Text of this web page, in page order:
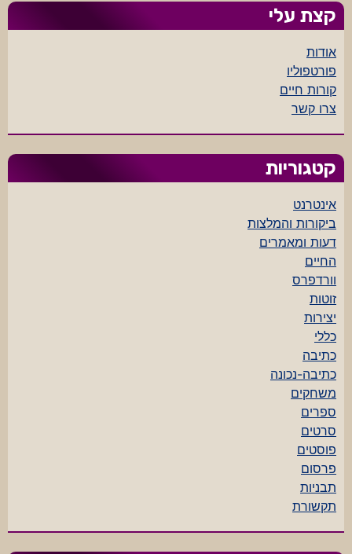
קצת עלי
אודות
פורטפוליו
קורות חיים
צרו קשר
קטגוריות
אינטרנט
ביקורות והמלצות
דעות ומאמרים
החיים
וורדפרס
זוטות
יצירות
כללי
כתיבה
כתיבה-נכונה
משחקים
ספרים
סרטים
פוסטים
פרסום
תבניות
תקשורת